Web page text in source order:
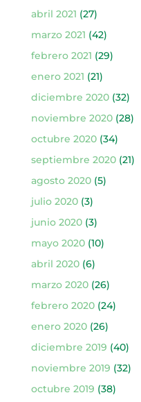
abril 2021 (27)
marzo 2021 (42)
febrero 2021 (29)
enero 2021 (21)
diciembre 2020(32)
noviembre 2020(28)
octubre 2020(34)
septiembre 2020(21)
agosto 2020(5)
julio 2020(3)
junio 2020(3)
mayo 2020(10)
abril 2020(6)
marzo 2020(26)
febrero 2020(24)
enero 2020(26)
diciembre 2019 (40)
noviembre 2019 (32)
octubre 2019 (38)